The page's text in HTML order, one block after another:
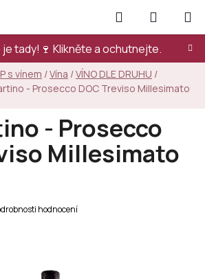
tady!🍷 Klikněte a ochutnejte.
Hledat
KOŠÍK
s vínem /Vína /VÍNO DLE DRUHU /
- Prosecco DOC Treviso Millesimato
- Prosecco
Millesimato
hodnocení